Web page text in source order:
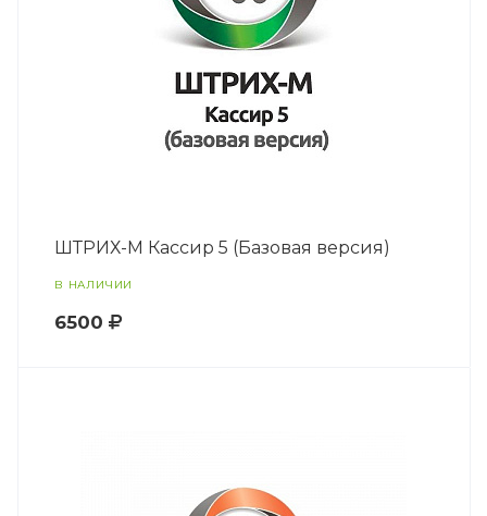
ШТРИХ-М Кассир 5 (Базовая версия)
В НАЛИЧИИ
6500